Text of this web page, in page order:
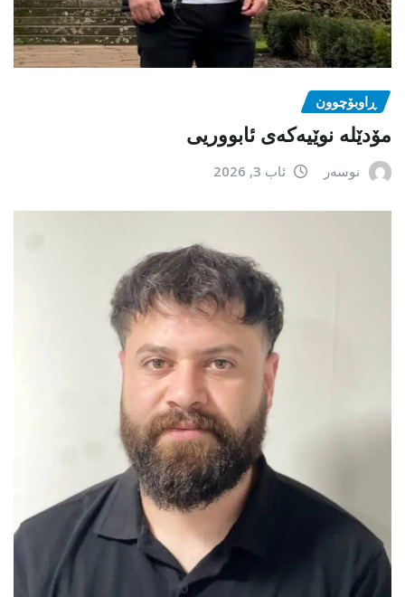
ڕاوبۆچوون
مۆدێلە نوێیەکەى ئابووریی
نوسەر ئاب 3, 2026